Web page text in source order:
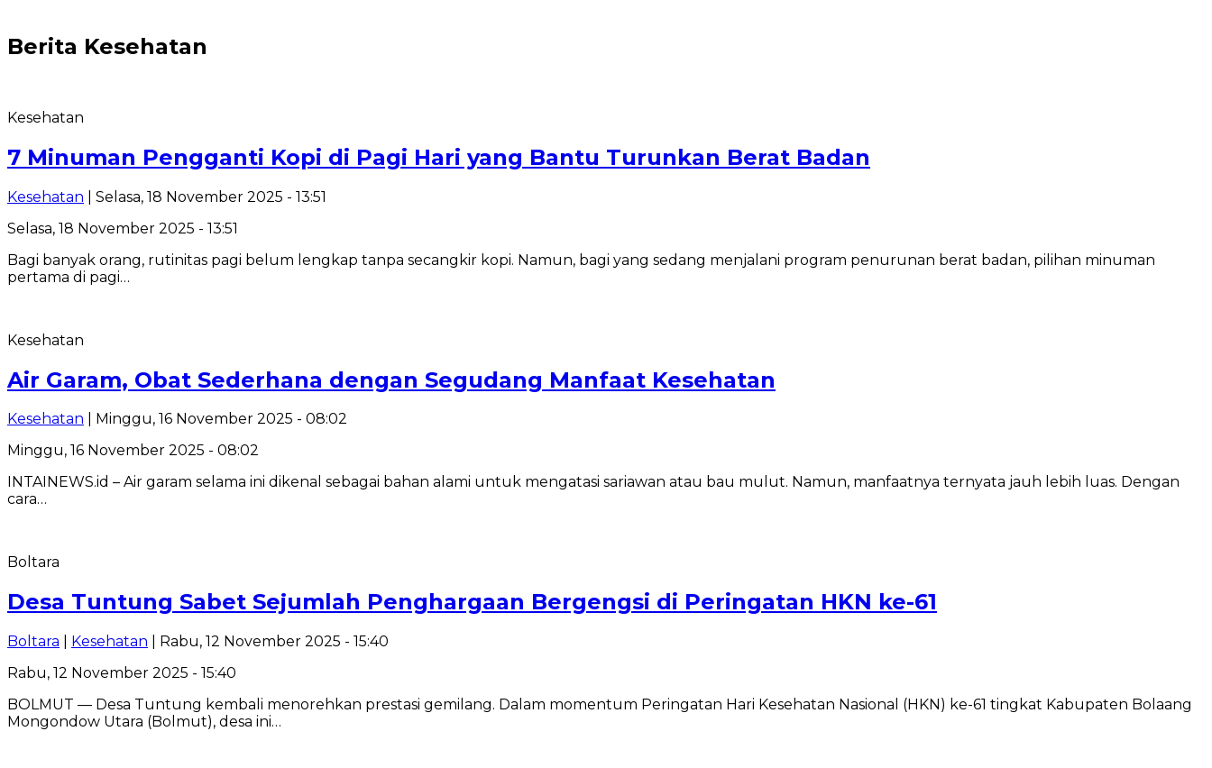
Berita Kesehatan
Kesehatan
7 Minuman Pengganti Kopi di Pagi Hari yang Bantu Turunkan Berat Badan
Kesehatan | Selasa, 18 November 2025 - 13:51
Selasa, 18 November 2025 - 13:51
Bagi banyak orang, rutinitas pagi belum lengkap tanpa secangkir kopi. Namun, bagi yang sedang menjalani program penurunan berat badan, pilihan minuman
pertama di pagi…
Kesehatan
Air Garam, Obat Sederhana dengan Segudang Manfaat Kesehatan
Kesehatan | Minggu, 16 November 2025 - 08:02
Minggu, 16 November 2025 - 08:02
INTAINEWS.id – Air garam selama ini dikenal sebagai bahan alami untuk mengatasi sariawan atau bau mulut. Namun, manfaatnya ternyata jauh lebih luas. Dengan
cara…
Boltara
Desa Tuntung Sabet Sejumlah Penghargaan Bergengsi di Peringatan HKN ke-61
Boltara Kesehatan | Rabu, 12 November 2025 - 15:40
Rabu, 12 November 2025 - 15:40
BOLMUT — Desa Tuntung kembali menorehkan prestasi gemilang. Dalam momentum Peringatan Hari Kesehatan Nasional (HKN) ke-61 tingkat Kabupaten Bolaang
Mongondow Utara (Bolmut), desa ini…